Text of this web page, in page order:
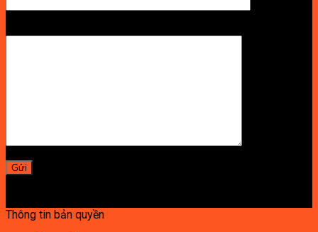
Thông tin bản quyền